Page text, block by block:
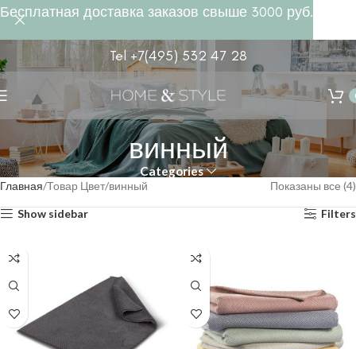
Tel +7(495) 532 47 28
винный
Categories
Главная Товар Цвет винный Показаны все (4)
Show sidebar Filters
Бесплатная доставка заказов свыше 3000 руб.